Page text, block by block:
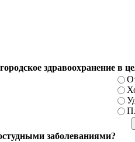
здравоохранение в
заболеваниями?